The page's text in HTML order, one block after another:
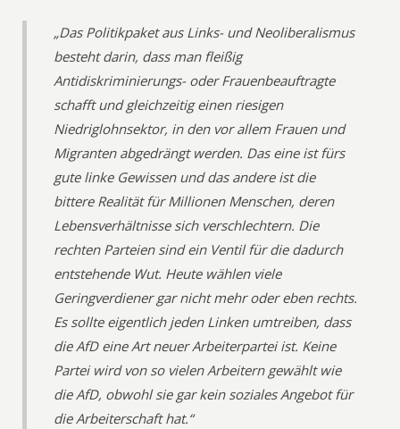
„Das Politikpaket aus Links- und Neoliberalismus
besteht darin, dass man fleißig
Antidiskriminierungs- oder Frauenbeauftragte
schafft und gleichzeitig einen riesigen
Niedriglohnsektor, in den vor allem Frauen und
Migranten abgedrängt werden. Das eine ist fürs
gute linke Gewissen und das andere ist die
bittere Realität für Millionen Menschen, deren
Lebensverhältnisse sich verschlechtern. Die
rechten Parteien sind ein Ventil für die dadurch
entstehende Wut. Heute wählen viele
Geringverdiener gar nicht mehr oder eben rechts.
Es sollte eigentlich jeden Linken umtreiben, dass
die AfD eine Art neuer Arbeiterpartei ist. Keine
Partei wird von so vielen Arbeitern gewählt wie
die AfD, obwohl sie gar kein soziales Angebot für
die Arbeiterschaft hat.“